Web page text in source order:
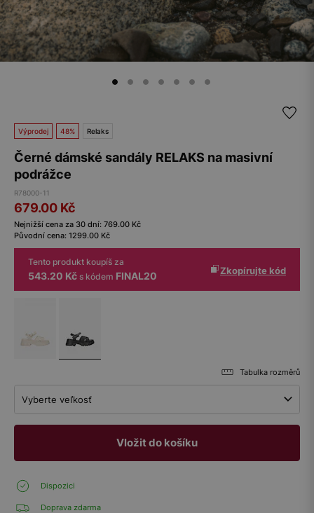
Výprodej 48% Relaks
Černé dámské sandály RELAKS na masivní
podrážce
R78000-11
679.00 Kč
Nejnižší cena za 30 dní: 769.00 Kč
Původní cena: 1299.00 Kč
Tento produkt koupíš za
543.20 Kč s kódem FINAL20 Zkopírujte kód
Tabulka rozměrů
Vyberte veľkosť
Vložit do košíku
Dispozici
Doprava zdarma